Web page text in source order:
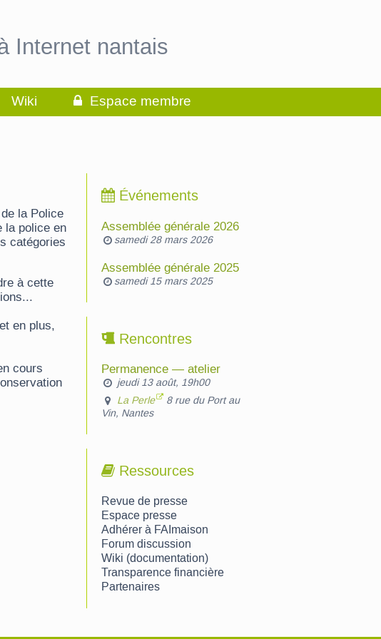
Internet nantais
Wiki Espace membre
la Police
la police en
catégories
à cette
en plus,
cours
Événements
Assemblée générale 2026
samedi 28 mars 2026
Assemblée générale 2025
samedi 15 mars 2025
Rencontres
Permanence — atelier
jeudi 13 août, 19h00
La Perle
8 rue du Port au
Vin, Nantes
Ressources
Revue de presse
Espace presse
Adhérer à FAImaison
Forum discussion
Wiki (documentation)
Transparence financière
Partenaires